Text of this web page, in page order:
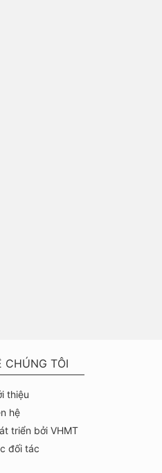
CHÚNG TÔI
thiệu
hệ
triển bởi VHMT
đối tác